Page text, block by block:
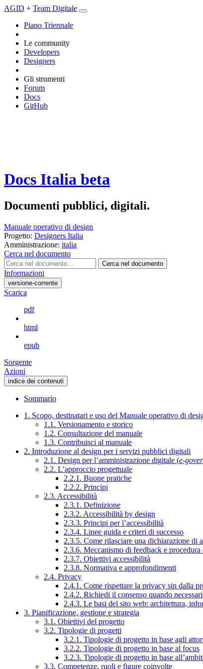
AGID + Team Digitale
Piano Triennale
Le community
Developers
Designers
Gli strumenti
Forum
Docs
GitHub
Docs Italia beta
Documenti pubblici, digitali.
Manuale operativo di design
Progetto: Designers Italia
Amministrazione: italia
Cerca nel documento
Cerca nel documento
Informazioni
versione-corrente
Scarica
pdf
html
epub
Sorgente
Azioni
indice dei contenuti
Sommario
1. Scopo, destinatari e uso del Manuale operativo di
1.1. Versionamento e storico
1.2. Consultazione del manuale
1.3. Contribuisci al manuale
2. Introduzione al design per i servizi pubblici digitali
2.1. Design per l’amministrazione digitale (e-
2.2. L’approccio progettuale
2.2.1. Buone pratiche
2.2.2. Principi
2.3. Accessibilità
2.3.1. Definizione
2.3.2. Accessibilità by design
2.3.3. Principi per l’accessibilità
2.3.4. Linee guida e criteri di successo
2.3.5. Come rilasciare una dichiarazione di
2.3.6. Meccanismo di feedback e procedura
2.3.7. Obiettivi accessibilità
2.3.8. Normativa e approfondimenti
2.4. Privacy
2.4.1. Come rispettare la privacy sin dalla
2.4.2. Richiedi il consenso quando
2.4.3. Le basi del sito web: architettura,
3. Pianificazione, gestione e strategia
3.1. Obiettivi del progetto
3.2. Tipologie di progetti
3.2.1. Tipologie di progetto in base agli
3.2.2. Tipologie di progetto in base al focus
3.2.3. Tipologie di progetto in base
3.3. Competenze, ruoli e figure coinvolte